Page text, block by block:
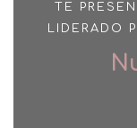
TE
LIDERADO